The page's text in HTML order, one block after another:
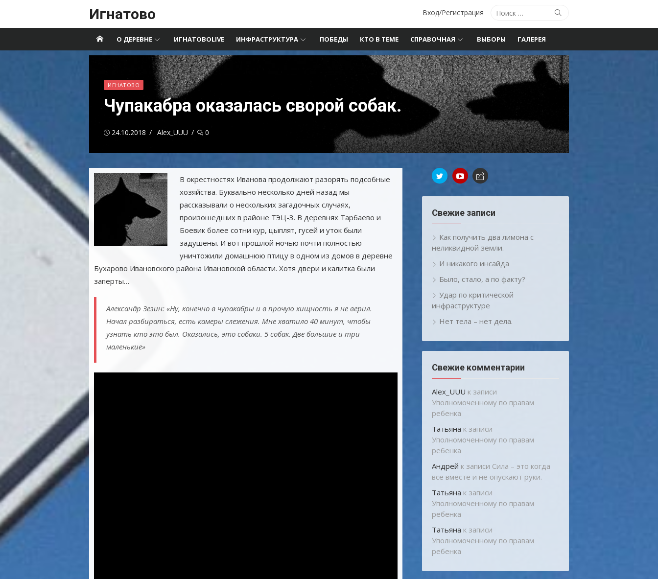
Игнатово
Поиск
Поиск
Вход/Регистрация
О ДЕРЕВНЕ ИГНАТОВОLIVE ИНФРАСТРУКТУРА ПОБЕДЫ КТО В ТЕМЕ СПРАВОЧНАЯ ВЫБОРЫ ГАЛЕРЕЯ
ИГНАТОВО
Чупакабра оказалась сворой собак.
Опубликовано
24.10.2018 Автор
Alex_UUU 0
В окрестностях Иванова продолжают разорять подсобные
хозяйства. Буквально несколько дней назад мы
рассказывали о нескольких загадочных случаях,
произошедших в районе ТЭЦ-3. В деревнях Тарбаево и
Боевик более сотни кур, цыплят, гусей и уток были
задушены. И вот прошлой ночью почти полностью
уничтожили домашнюю птицу в одном из домов в деревне
Бухарово Ивановского района Ивановской области. Хотя двери и калитка были
заперты…
Александр Зезин: «Ну, конечно в чупакабры и в прочую хищность я не верил.
Начал разбираться, есть камеры слежения. Мне хватило 40 минут, чтобы
узнать кто это был. Оказались, это собаки. 5 собак. Две большие и три
маленькие»
Свежие записи
Как получить два лимона с
неликвидной земли.
И никакого инсайда
Было, стало, а по факту?
Удар по критической
инфраструктуре
Нет тела – нет дела.
Свежие комментарии
Alex_UUU к записи
Уполномоченному по правам
ребенка
Татьяна к записи
Уполномоченному по правам
ребенка
Андрей к записи Сила – это когда
все вместе и не опускают руки.
Татьяна к записи
Уполномоченному по правам
ребенка
Татьяна к записи
Уполномоченному по правам
ребенка